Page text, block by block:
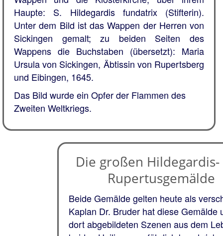
Haupte: S. Hildegardis fundatrix (Stifterin).
Unter dem Bild ist das Wappen der Herren von
Sickingen gemalt; zu beiden Seiten des
Wappens die Buchstaben (übersetzt): Maria
Ursula von Sickingen, Äbtissin von Rupertsberg
und Eibingen, 1645.
Das Bild wurde ein Opfer der Flammen des
Zweiten Weltkriegs.
Die großen
Rupertusgemälde
Beide Gemälde gelten heute als
Kaplan Dr. Bruder hat diese Gemälde
dort abgebildeten Szenen aus dem